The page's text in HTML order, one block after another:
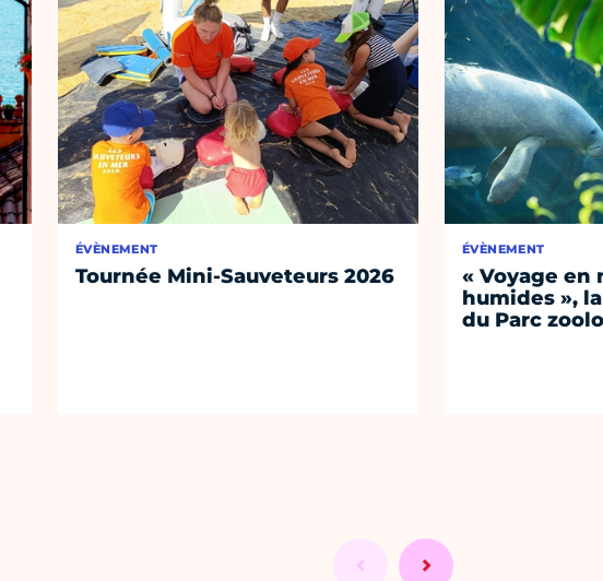
ÉVÈNEMENT
Tournée Mini-Sauveteurs 2026
ÉVÈNEMENT
« Voyage en
humides »,
du Parc